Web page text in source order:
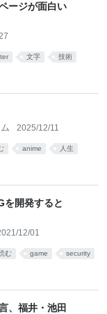
ージが面白い
文字 技術
2025/12/11
anime 人生
を開発すると
12/01
む game security
、福井・池田